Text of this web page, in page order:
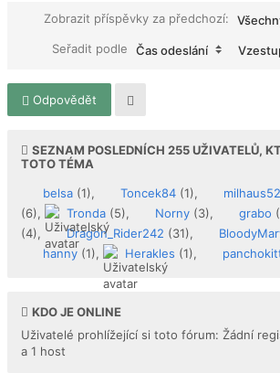
Zobrazit příspěvky za předchozí:
Seřadit podle
Čas odeslání
Odpovědět
SEZNAM POSLEDNÍCH 255UŽIVATELŮ,
TOTO TÉMA
belsa (1), Toncek84 (1), milhaus52
(6),
Tronda (5), Norny (3), grabo
(4),
Dragon_Rider242 (31),
hanny (1), Herakles (1),
KDO JE ONLINE
Uživatelé prohlížející si toto fórum: Žádní
a 1 host